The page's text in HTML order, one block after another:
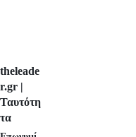
theleade
r.gr |
Ταυτότη
τα